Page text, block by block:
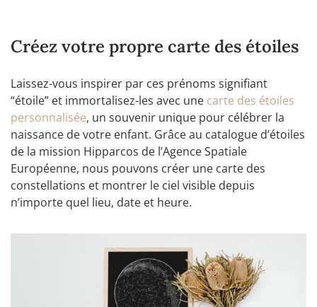
Créez votre propre carte des étoiles
Laissez-vous inspirer par ces prénoms signifiant
“étoile” et immortalisez-les avec une carte des étoiles
personnalisée, un souvenir unique pour célébrer la
naissance de votre enfant. Grâce au catalogue d’étoiles
de la mission Hipparcos de l’Agence Spatiale
Européenne, nous pouvons créer une carte des
constellations et montrer le ciel visible depuis
n’importe quel lieu, date et heure.